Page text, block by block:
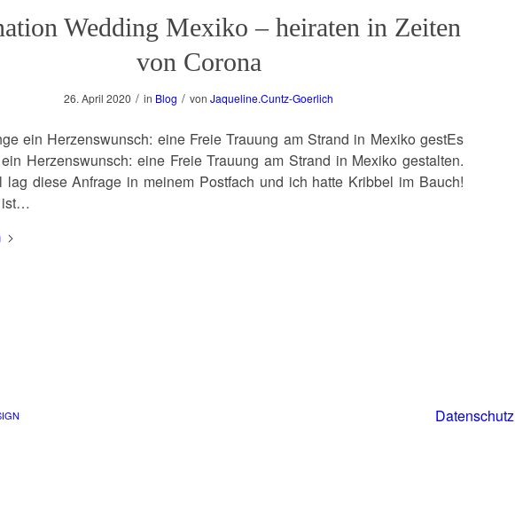
Wedding Mexiko – heiraten in Zeiten
von Corona
26. April 2020 / in Blog / von Jaqueline.Cuntz-Goerlich
ein Herzenswunsch: eine Freie Trauung am Strand in Mexiko gestEs
Herzenswunsch: eine Freie Trauung am Strand in Mexiko gestalten.
lag diese Anfrage in meinem Postfach und ich hatte Kribbel im Bauch!
ist…
Datenschutz